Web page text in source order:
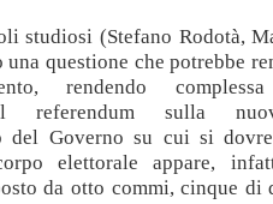
studiosi (Stefano Rodotà,
questione che potrebbe
rendendo
referendum sulla
del Governo su cui si
elettorale appare,
da otto commi, cinque di